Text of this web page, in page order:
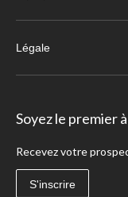
Légale
Soyez le premier
Recevez votre
S'inscrire